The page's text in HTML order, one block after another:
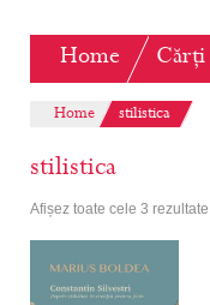
Home Cărți
Home stilistica
stilistica
Afișez toate cele 3 rezultate